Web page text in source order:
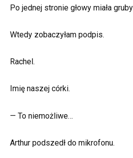
Po jednej stronie głowy miała
Wtedy zobaczyłam podpis.
Rachel.
Imię naszej córki.
— To niemożliwe…
Arthur podszedł do mikrofonu.